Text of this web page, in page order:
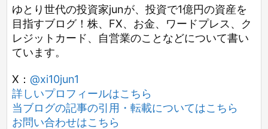
ゆとり世代の投資家junが、投資で1億円の資産を
目指すブログ！株、FX、お金、ワードプレス、ク
レジットカード、自営業のことなどについて書い
ています。
X： @xi10jun1
詳しいプロフィールはこちら
当ブログの記事の引用・転載についてはこちら
お問い合わせはこちら